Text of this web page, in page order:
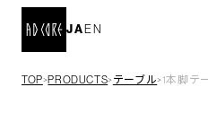
EN
JA
TOP＞PRODUCTS＞ テーブル＞1本脚テ